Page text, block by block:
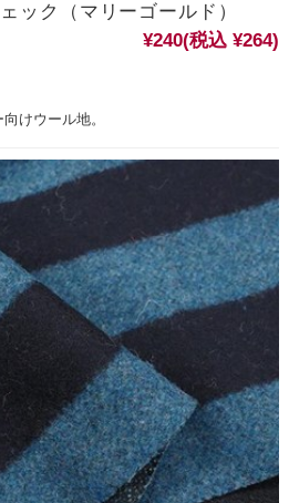
ック（マリーゴールド）
¥240(税込 ¥264)
けウール地。